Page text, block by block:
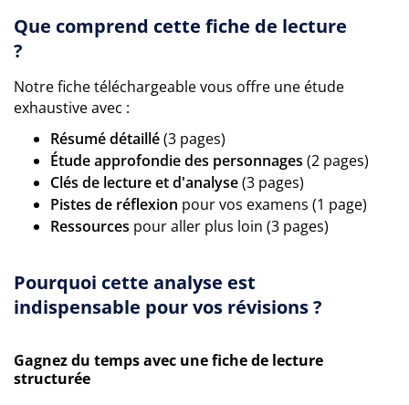
Que comprend cette fiche de lecture
?
Notre fiche téléchargeable vous offre une étude
exhaustive avec :
Résumé détaillé(3 pages)
Étude approfondie des personnages (2 pages)
Clés de lecture et d'analyse(3 pages)
Pistes de réflexion pour vos examens (1 page)
Ressources pour aller plus loin (3 pages)
Pourquoi cette analyse est
indispensable pour vos révisions ?
Gagnez du temps avec une fiche de lecture
structurée